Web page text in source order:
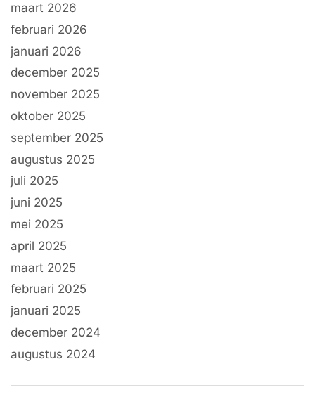
maart 2026
februari 2026
januari 2026
december 2025
november 2025
oktober 2025
september 2025
augustus 2025
juli 2025
juni 2025
mei 2025
april 2025
maart 2025
februari 2025
januari 2025
december 2024
augustus 2024